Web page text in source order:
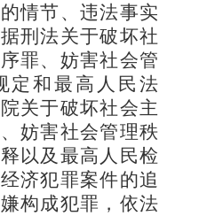
情节、违法事实
刑法关于破坏社
罪、妨害社会管
定和最高人民法
关于破坏社会主
妨害社会管理秩
以及最高人民检
济犯罪案件的追
构成犯罪，依法